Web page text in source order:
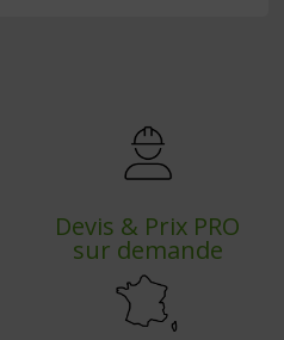
Devis & Prix PRO
sur demande